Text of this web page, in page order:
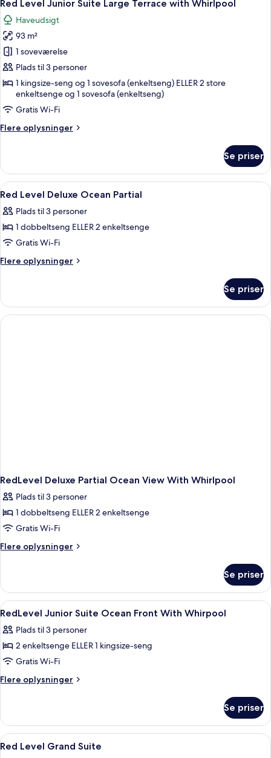
Partial
View
with
Whirlpool
alle
billeder
af
Red
Level
Junior
Suite
Large
Terrace
with
Red Level Junior Suite Large Terrace with Whirlpool
Haveudsigt
93 m²
1 soveværelse
Plads til 3 personer
1 kingsize-seng og 1 sovesofa (enkeltseng) ELLER 2 store
enkeltsenge og 1 sovesofa (enkeltseng)
Gratis Wi-Fi
Flere oplysninger
Flere
Level
Junior
Suite
Terrace
with
Se priser
Indlæs
alle
billeder
af
Red
Level
Partial
Premium-sengetøj, minibar,
3
Red Level Deluxe Ocean Partial
Plads til 3 personer
1 dobbeltseng ELLER 2 enkeltsenge
Gratis Wi-Fi
Flere oplysninger
Flere
Level
Deluxe
Ocean
Se priser
RedLevel Deluxe Partial Ocean View With Whirlpool
Plads til 3 personer
1 dobbeltseng ELLER 2 enkeltsenge
Gratis Wi-Fi
Flere oplysninger
Flere
Deluxe
Partial
Ocean
With
Whirlpool
Se priser
Indlæs
alle
billeder
af
RedLevel
Junior
Front
With
Whirpool
Premium-sengetøj, minibar,
1
RedLevel Junior Suite Ocean Front With Whirpool
Plads til 3 personer
2 enkeltsenge ELLER 1 kingsize-seng
Gratis Wi-Fi
Flere oplysninger
Flere
Junior
Suite
Ocean
Se priser
Indlæs
alle
En balkon med jacuzzi, sofa og
6
Red Level Grand Suite